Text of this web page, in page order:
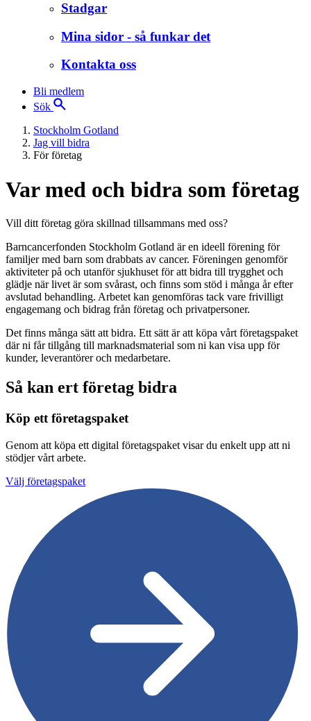
Stadgar
Mina sidor - så funkar det
Kontakta oss
Bli medlem
Sök
Stockholm Gotland
Jag vill bidra
För företag
Var med och bidra som företag
Vill ditt företag göra skillnad tillsammans med oss?
Barncancerfonden Stockholm Gotland är en ideell förening för
familjer med barn som drabbats av cancer. Föreningen genomför
aktiviteter på och utanför sjukhuset för att bidra till trygghet och
glädje när livet är som svårast, och finns som stöd i många år efter
avslutad behandling. Arbetet kan genomföras tack vare frivilligt
engagemang och bidrag från företag och privatpersoner.
Det finns många sätt att bidra. Ett sätt är att köpa vårt företagspaket
där ni får tillgång till marknadsmaterial som ni kan visa upp för
kunder, leverantörer och medarbetare.
Så kan ert företag bidra
Köp ett företagspaket
Genom att köpa ett digital företagspaket visar du enkelt upp att ni
stödjer vårt arbete.
Välj företagspaket